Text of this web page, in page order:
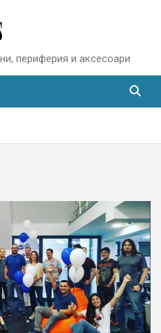
периферия и аксесоари